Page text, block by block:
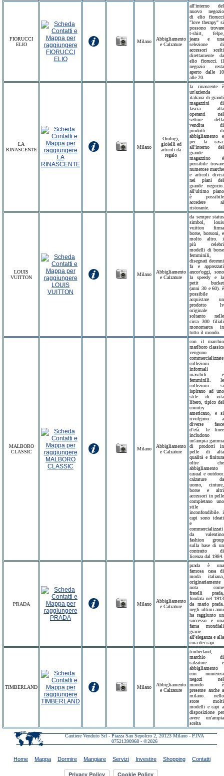
FIORUCCI
ELIO
Milano
Abbigliamento
e Calzature
all'interno del
nuovo negozio
di elio fiorucci
"love therapy" si
possono trovare
t-shirt, felpe,
jeans e una
selezione di
accessori scelti
direttamente da
elio fiorucci. il
negozio resta
aperto dalle 10
alle 20.
LA
RINASCENTE
Milano
Orologi,
gioielli ed
articoli da
regalo
la rinascente è
un'azienda
italiana di grandi
magazzini di
fascia alta
operanti nel
settore della
vendita di
prodotti di
abbigliamento e
per la casa.
all'interno del
grande
magazzino è
possibile trovare
numerose marche
e articoli divisi
nei piani del
grande negozio.
all'ultimo piano
è possibile
accedere al
ristorante.
LOUIS
VUITTON
Milano
Abbigliamento
e Calzature
da sempre status
simbol, louis
vuitton firma
borse, borsoni, e
molto altro. i
più celebri
modelli di borse
femminili,
disegnati decenni
fa e apprezzati
ancor'oggi, sono
la speedy e la
petit bucket
(anni 30 e 60). è
possibile
acquistare un
prodotto lv
originale
soltanto nelle
circa 300 filiali
monomarca in
tutto il mondo.
MALBORO
CLASSIC
Milano
Abbigliamento
e Calzature
con il marchio
marlboro classics
vengono
commercializzate
collezioni
informali
maschili e
femminili. le
collezioni si
ispirano ad uno
stile di vita
libero, tipico del
country
americano, e si
rivolgono a
diverse fasce
d’età. le linee
includono
un'ampia gamma
di prodotti in
pelle di alta
qualità e finitura
oltre che
abbigliamento
casual e outdoor.
calzature da
uomo, cinture,
borse e altri
accessori in pelle
completano uno
stile
inconfondibile. i
capi sono ideati
e
commercializzati
da valentino
fashion group
sulla base di un
contratto di
licenza dal 1984.
PRADA Milano
Abbigliamento
e Calzature
prada è una
famosa casa di
moda italiana,
originariamente
nota come
fratelli prada,
fondata nel 1913
da mario prada.
negli ultimi anni
ha raggiunto un
successo e una
fama mondiali
grazie
all'eleganza e alla
cura dei capi.
TIMBERLAND Milano
Abbigliamento
e Calzature
timberland,
marchio di
calzature e
abbigliamento
con numerosi
negozi nel
mondo è
presente anche a
milano. nello
store molti
modelli e capi a
disposizione per
avere un'ampia
scelta
Cantiere Venduto Srl - Piazza San Sepolcro 2, 20123 Milano - P.IVA
07521390968 - ©2026
Home Mappa Dormire Mangiare Servizi Investire Shopping Contatti